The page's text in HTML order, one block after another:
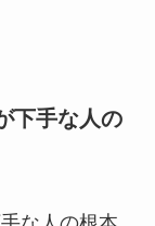
下手な人の